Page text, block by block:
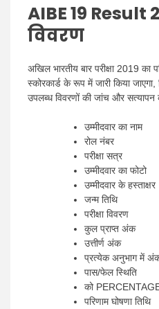
AIBE 19 Result
विवरण
अखिल भारतीय बार परीक्षा 2019 का
स्कोरकार्ड के रूप में जारी किया
उपलब्ध विवरणों की जांच और
उम्मीदवार का नाम
रोल नंबर
परीक्षा सत्र
उम्मीदवार का फोटो
उम्मीदवार के हस्ताक्षर
जन्म तिथि
परीक्षा विवरण
कुल प्राप्त अंक
उत्तीर्ण अंक
प्रत्येक अनुभाग में
पास/फेल स्थिति
को
परिणाम घोषणा तिथि